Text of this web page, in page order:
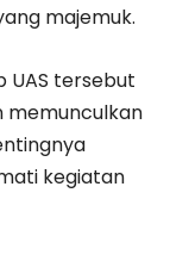
majemuk.
UAS tersebut
memunculkan
kegiatan